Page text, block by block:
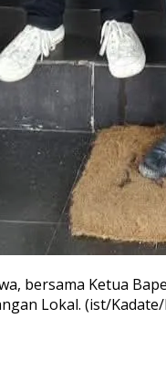
bersama Ketua
Lokal. (ist/